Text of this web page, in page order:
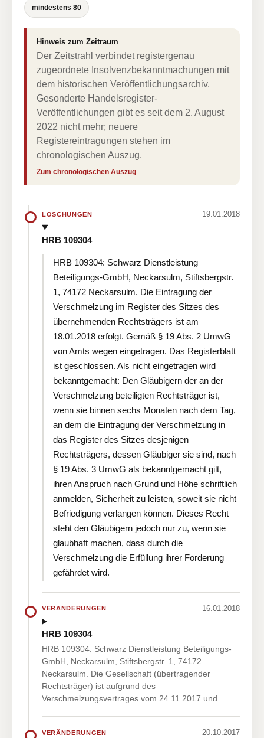
mindestens 80
Hinweis zum Zeitraum
Der Zeitstrahl verbindet registergenau
zugeordnete Insolvenzbekanntmachungen mit
dem historischen Veröffentlichungsarchiv.
Gesonderte Handelsregister-
Veröffentlichungen gibt es seit dem 2. August
2022 nicht mehr; neuere
Registereintragungen stehen im
chronologischen Auszug.
Zum chronologischen Auszug
LÖSCHUNGEN 19.01.2018
HRB 109304
HRB 109304: Schwarz Dienstleistung
Beteiligungs-GmbH, Neckarsulm, Stiftsbergstr.
1, 74172 Neckarsulm. Die Eintragung der
Verschmelzung im Register des Sitzes des
übernehmenden Rechtsträgers ist am
18.01.2018 erfolgt. Gemäß § 19 Abs. 2 UmwG
von Amts wegen eingetragen. Das Registerblatt
ist geschlossen. Als nicht eingetragen wird
bekanntgemacht: Den Gläubigern der an der
Verschmelzung beteiligten Rechtsträger ist,
wenn sie binnen sechs Monaten nach dem Tag,
an dem die Eintragung der Verschmelzung in
das Register des Sitzes desjenigen
Rechtsträgers, dessen Gläubiger sie sind, nach
§ 19 Abs. 3 UmwG als bekanntgemacht gilt,
ihren Anspruch nach Grund und Höhe schriftlich
anmelden, Sicherheit zu leisten, soweit sie nicht
Befriedigung verlangen können. Dieses Recht
steht den Gläubigern jedoch nur zu, wenn sie
glaubhaft machen, dass durch die
Verschmelzung die Erfüllung ihrer Forderung
gefährdet wird.
VERÄNDERUNGEN 16.01.2018
HRB 109304
HRB 109304: Schwarz Dienstleistung Beteiligungs-
GmbH, Neckarsulm, Stiftsbergstr. 1, 74172
Neckarsulm. Die Gesellschaft (übertragender
Rechtsträger) ist aufgrund des
Verschmelzungsvertrages vom 24.11.2017 und…
VERÄNDERUNGEN 20.10.2017